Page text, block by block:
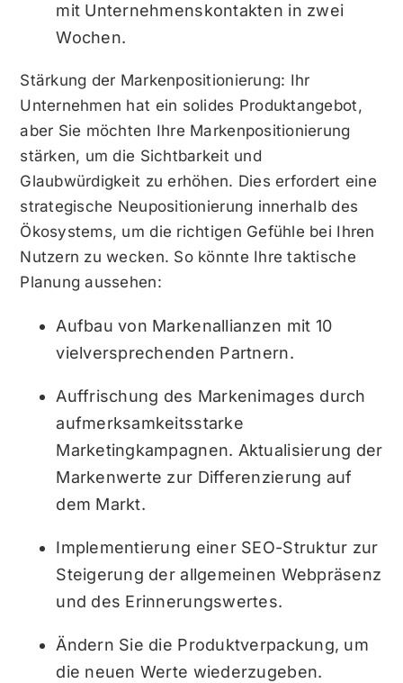
mit Unternehmenskontakten in zwei
Wochen.
Stärkung der Markenpositionierung: Ihr
Unternehmen hat ein solides Produktangebot,
aber Sie möchten Ihre Markenpositionierung
stärken, um die Sichtbarkeit und
Glaubwürdigkeit zu erhöhen. Dies erfordert eine
strategische Neupositionierung innerhalb des
Ökosystems, um die richtigen Gefühle bei Ihren
Nutzern zu wecken. So könnte Ihre taktische
Planung aussehen:
Aufbau von Markenallianzen mit 10
vielversprechenden Partnern.
Auffrischung des Markenimages durch
aufmerksamkeitsstarke
Marketingkampagnen. Aktualisierung der
Markenwerte zur Differenzierung auf
dem Markt.
Implementierung einer SEO-Struktur zur
Steigerung der allgemeinen Webpräsenz
und des Erinnerungswertes.
Ändern Sie die Produktverpackung, um
die neuen Werte wiederzugeben.